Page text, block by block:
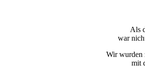
Als
war
Wir wurden
mit